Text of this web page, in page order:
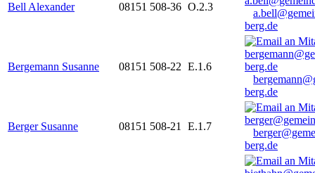
Bell Alexander 08151 508-36 O.2.3
berg.de
Bergemann Susanne 08151 508-22 E.1.6
berg.de
Berger Susanne 08151 508-21 E.1.7
berg.de